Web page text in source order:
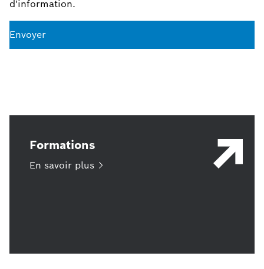
d'information.
Envoyer
Formations
En savoir plus